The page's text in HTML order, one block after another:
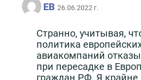
ЕВ 26.06.2022 г.
Странно, учитывая,
политика
авиакомпаний
при пересадке в
граждан РФ. Я крайне